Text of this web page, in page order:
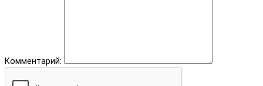
Комментарий: